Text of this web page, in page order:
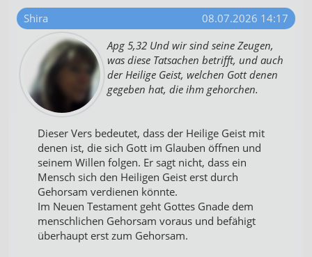
Shira
08.07.2026 14:17
Apg 5,32 Und wir sind seine Zeugen,
was diese Tatsachen betrifft, und auch
der Heilige Geist, welchen Gott denen
gegeben hat, die ihm gehorchen.
Dieser Vers bedeutet, dass der Heilige Geist mit
denen ist, die sich Gott im Glauben öffnen und
seinem Willen folgen. Er sagt nicht, dass ein
Mensch sich den Heiligen Geist erst durch
Gehorsam verdienen könnte.
Im Neuen Testament geht Gottes Gnade dem
menschlichen Gehorsam voraus und befähigt
überhaupt erst zum Gehorsam.